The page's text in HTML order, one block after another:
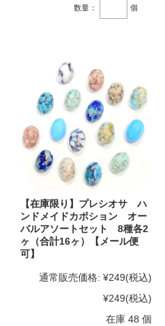
数量： 個
【在庫限り】プレシオサ ハ
ンドメイドカボション オー
バルアソートセット 8種各2
ヶ（合計16ヶ）【メール便
可】
通常販売価格: ¥249(税込)
¥249(税込)
在庫 48 個